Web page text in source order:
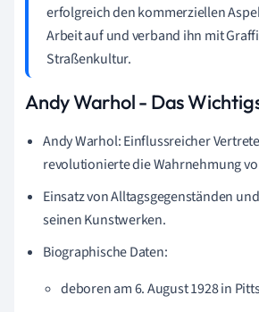
erfolgreich den kommerziellen
Arbeit auf und verband ihn mit
Straßenkultur.
Andy Warhol - Das
Andy Warhol: Einflussreicher
revolutionierte die Wahrnehmung
Einsatz von Alltagsgegenständen
seinen Kunstwerken.
Biographische Daten:
deboren am 6. August 1928 in